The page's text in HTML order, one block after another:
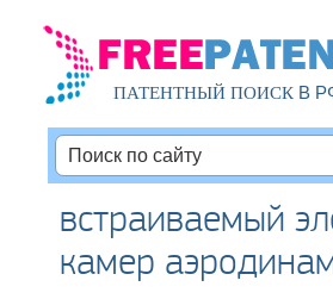
ПАТЕНТНЫЙ ПОИСКВ
встраиваемый
камер